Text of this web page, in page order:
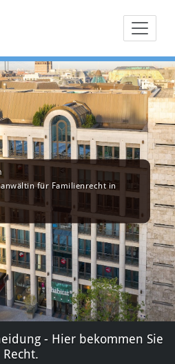
Rechtsanwältin
Fachanwältin für Familienrecht
für Familienrecht in
- Hier bekommen Sie
Recht.